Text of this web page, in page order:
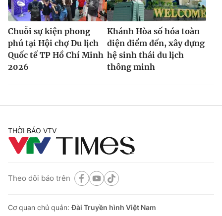
Chuỗi sự kiện phong
phú tại Hội chợ Du lịch
Quốc tế TP Hồ Chí Minh
2026
Khánh Hòa số hóa toàn
diện điểm đến, xây dựng
hệ sinh thái du lịch
thông minh
THỜI BÁO VTV
Theo dõi báo trên
Cơ quan chủ quản:Đài Truyền hình Việt Nam